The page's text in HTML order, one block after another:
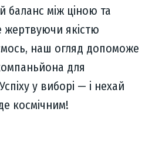
баланс між ціною та
жертвуючи якістю
наш огляд допоможе
для
у виборі — і нехай
космічним!